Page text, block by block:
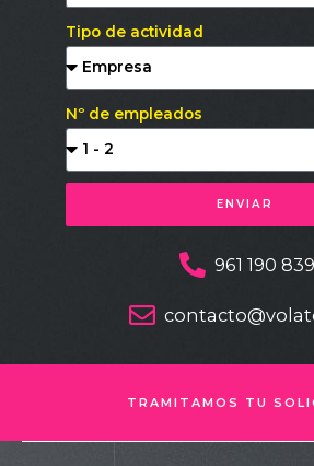
Tipo de actividad
Nº de empleados
ENVIAR
961 190 839
TRAMITAMOS TU